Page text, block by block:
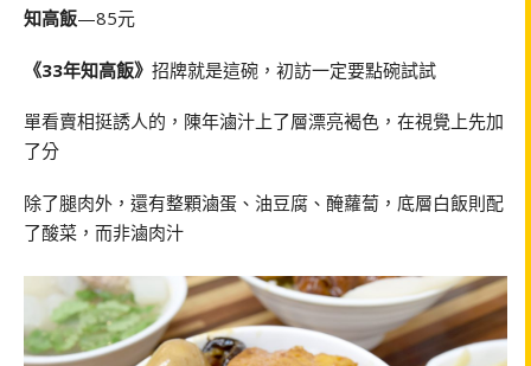
知高飯—85元
《33年知高飯》 招牌就是這碗，初訪一定要點碗試試
單看賣相挺誘人的，陳年滷汁上了層漂亮褐色，在視覺上先加
了分
除了腿肉外，還有整顆滷蛋、油豆腐、醃蘿蔔，底層白飯則配
了酸菜，而非滷肉汁